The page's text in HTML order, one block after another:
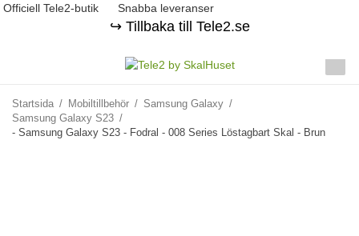
Officiell Tele2-butik Snabba leveranser
↪️ Tillbaka till Tele2.se
Startsida / Mobiltillbehör / Samsung Galaxy /
Samsung Galaxy S23 /
- Samsung Galaxy S23 - Fodral - 008 Series Löstagbart Skal - Brun